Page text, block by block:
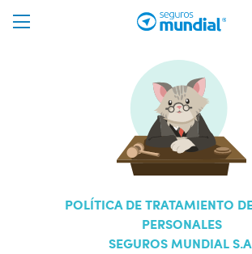
POLÍTICA DE TRATAMIENTO
PERSONALES
SEGUROS MUNDIAL